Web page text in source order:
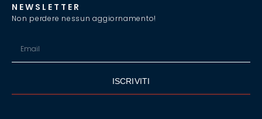
NEWSLETTER
Non perdere nessun aggiornamento!
ISCRIVITI